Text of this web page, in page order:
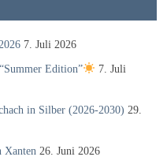
7. Juli 2026
“Summer Edition”
7. Juli
in Silber (2026-2030) 29.
Xanten 26. Juni 2026